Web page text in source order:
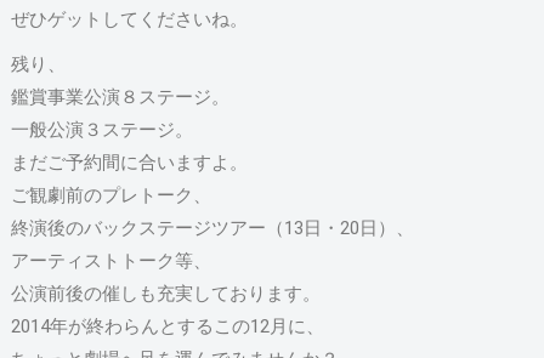
ぜひゲットしてくださいね。
残り、
鑑賞事業公演８ステージ。
一般公演３ステージ。
まだご予約間に合いますよ。
ご観劇前のプレトーク、
終演後のバックステージツアー（13日・20日）、
アーティストトーク等、
公演前後の催しも充実しております。
2014年が終わらんとするこの12月に、